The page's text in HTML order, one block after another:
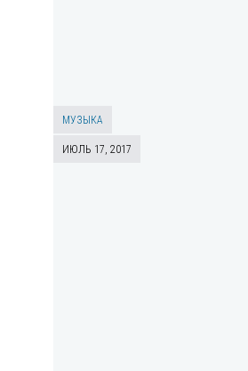
МУЗЫКА
ИЮЛЬ 17, 2017